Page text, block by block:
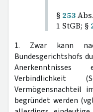
§ 253
1 StGB; §
1. Zwar kann
Bundesgerichtshofs
Verbindlichkeit
Vermögensnachteil
begründet werden